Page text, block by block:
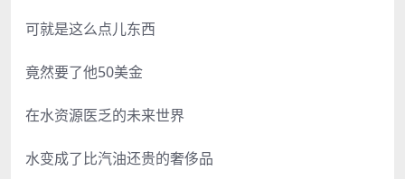
可就是这么点儿东西
竟然要了他50美金
在水资源医乏的未来世界
水变成了比汽油还贵的奢侈品